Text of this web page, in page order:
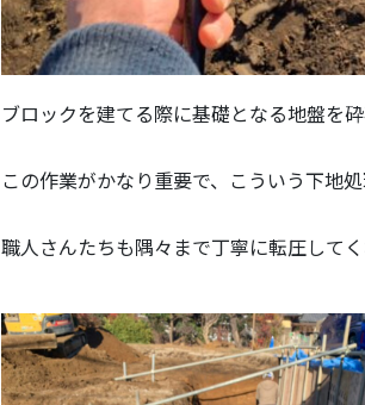
ブロックを建てる際に基礎となる地盤を
この作業がかなり重要で、こういう下地
職人さんたちも隅々まで丁寧に転圧してく